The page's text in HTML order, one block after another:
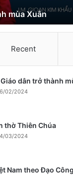
mùa Xuân
Recent
dân trở thành
02/2024
thờ Thiên Chúa
03/2024
Nam theo Đạo